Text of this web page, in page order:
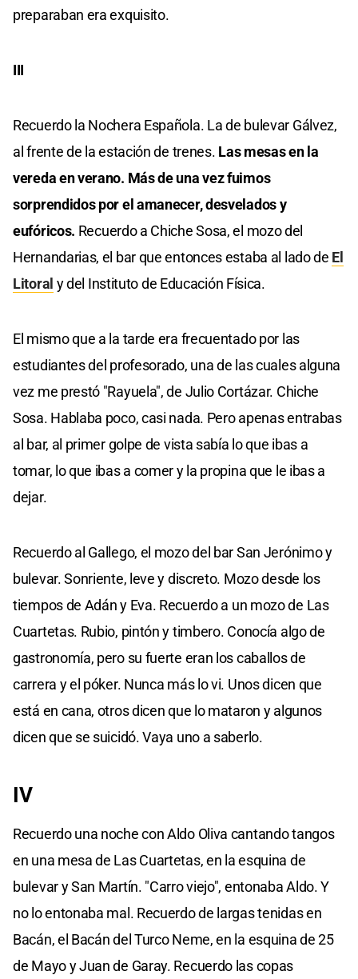
preparaban era exquisito.
III
Recuerdo la Nochera Española. La de bulevar Gálvez,
al frente de la estación de trenes. Las mesas en la
vereda en verano. Más de una vez fuimos
sorprendidos por el amanecer, desvelados y
eufóricos. Recuerdo a Chiche Sosa, el mozo del
Hernandarias, el bar que entonces estaba al lado de El
Litoral y del Instituto de Educación Física.
El mismo que a la tarde era frecuentado por las
estudiantes del profesorado, una de las cuales alguna
vez me prestó "Rayuela", de Julio Cortázar. Chiche
Sosa. Hablaba poco, casi nada. Pero apenas entrabas
al bar, al primer golpe de vista sabía lo que ibas a
tomar, lo que ibas a comer y la propina que le ibas a
dejar.
Recuerdo al Gallego, el mozo del bar San Jerónimo y
bulevar. Sonriente, leve y discreto. Mozo desde los
tiempos de Adán y Eva. Recuerdo a un mozo de Las
Cuartetas. Rubio, pintón y timbero. Conocía algo de
gastronomía, pero su fuerte eran los caballos de
carrera y el póker. Nunca más lo vi. Unos dicen que
está en cana, otros dicen que lo mataron y algunos
dicen que se suicidó. Vaya uno a saberlo.
IV
Recuerdo una noche con Aldo Oliva cantando tangos
en una mesa de Las Cuartetas, en la esquina de
bulevar y San Martín. "Carro viejo", entonaba Aldo. Y
no lo entonaba mal. Recuerdo de largas tenidas en
Bacán, el Bacán del Turco Neme, en la esquina de 25
de Mayo y Juan de Garay. Recuerdo las copas